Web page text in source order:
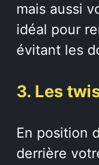
mais aussi
idéal pour
évitant les
3. Les
En position
derrière